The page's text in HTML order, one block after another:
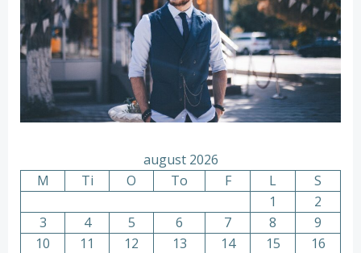
august 2026
M
Ti O To F L
S
1
2
3
4 5 6 7 8
9
10
11 12 13 14 15
16